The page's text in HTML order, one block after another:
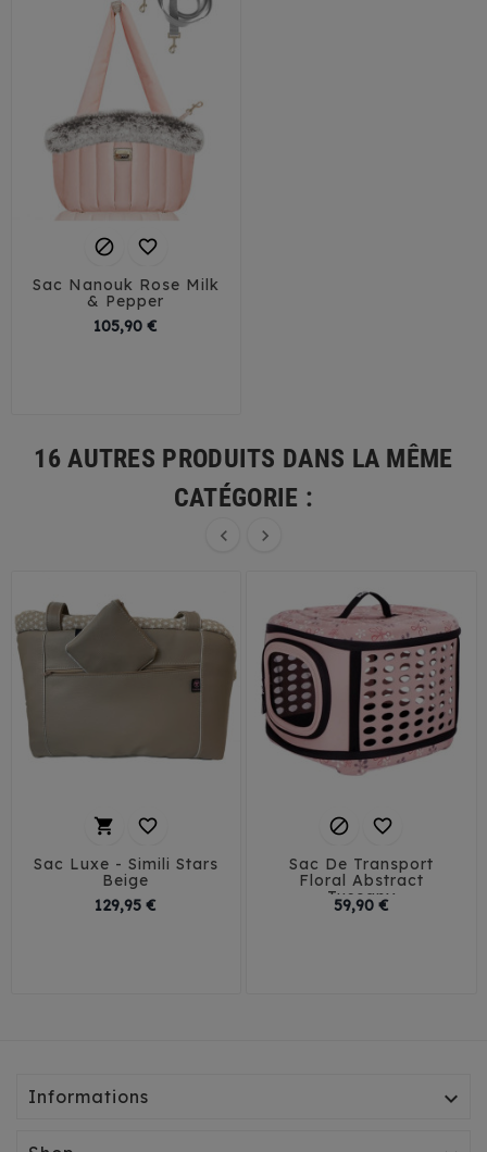
 
Sac Nanouk Rose Milk
& Pepper
105,90 €
16 AUTRES PRODUITS DANS LA MÊME
CATÉGORIE :
 
 
Sac Luxe - Simili Stars
Beige
129,95 €
 
Sac De Transport
Floral Abstract
Tuscany
59,90 €Prix
Informations 